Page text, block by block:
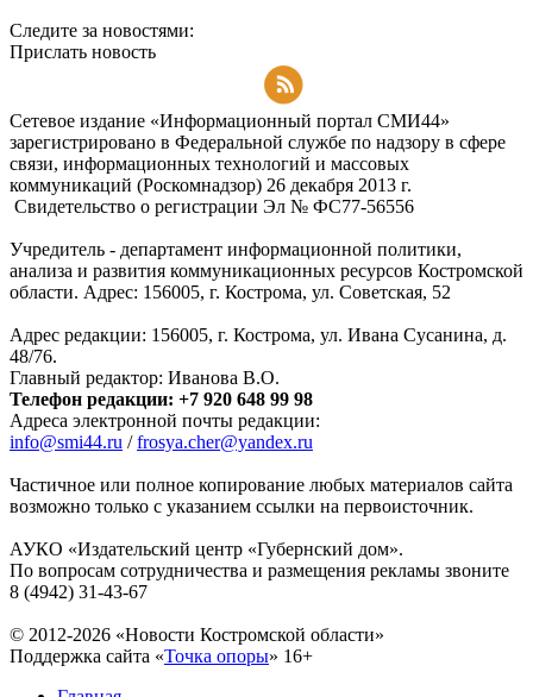
Следите за новостями:
Прислать новость
Сетевое издание «Информационный портал СМИ44»
зарегистрировано в Федеральной службе по надзору в сфере
связи, информационных технологий и массовых
коммуникаций (Роскомнадзор) 26 декабря 2013 г.
Свидетельство о регистрации Эл № ФC77-56556
Учредитель - департамент информационной политики,
анализа и развития коммуникационных ресурсов Костромской
области. Адрес: 156005, г. Кострома, ул. Советская, 52
Адрес редакции: 156005, г. Кострома, ул. Ивана Сусанина, д.
48/76.
Главный редактор: Иванова В.О.
Телефон редакции: +7 920 648 99 98
Адреса электронной почты редакции:
info@smi44.ru /frosya.cher@yandex.ru
Частичное или полное копирование любых материалов сайта
возможно только с указанием ссылки на первоисточник.
АУКО «Издательский центр «Губернский дом».
По вопросам сотрудничества и размещения рекламы звоните
8 (4942) 31-43-67
© 2012-2026 «Новости Костромской области»
Поддержка сайта «Точка опоры» 16+